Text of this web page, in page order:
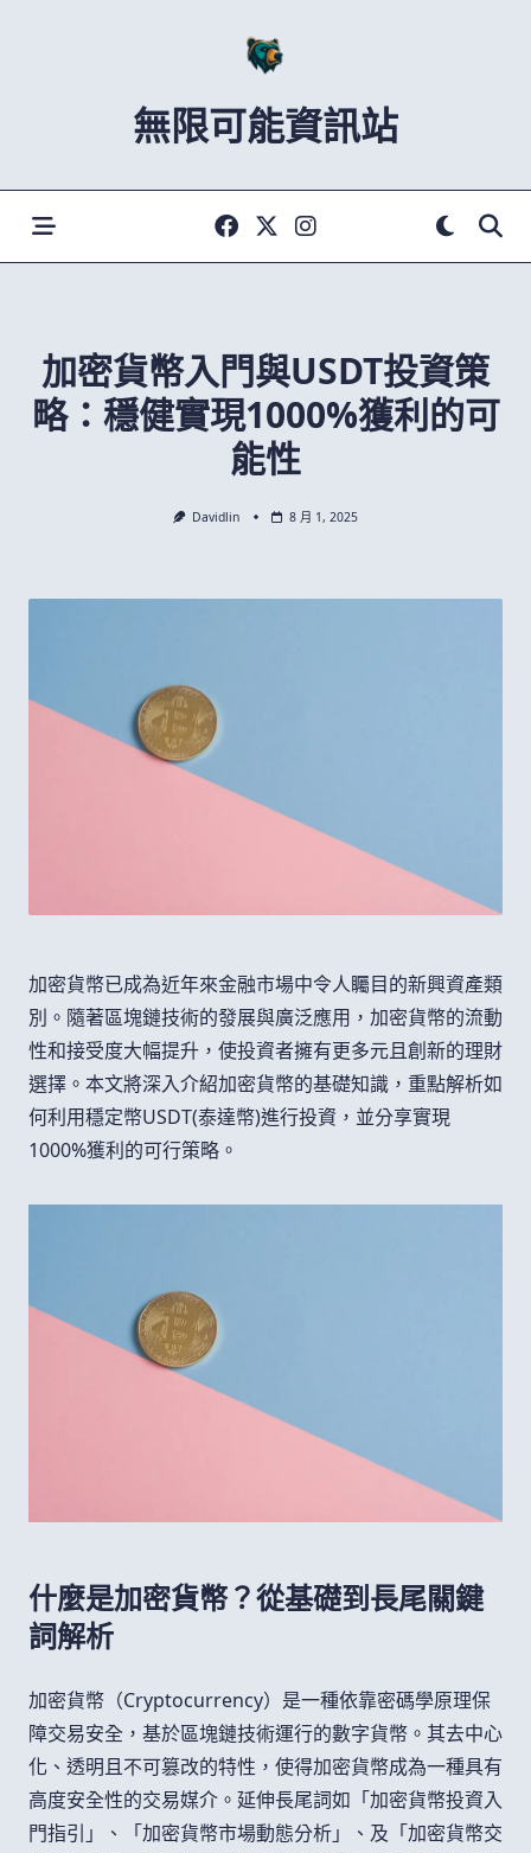
無限可能資訊站
加密貨幣入門與USDT投資策
略：穩健實現1000%獲利的可
能性
Davidlin 8 月 1, 2025
加密貨幣已成為近年來金融市場中令人矚目的新興資產類
別。隨著區塊鏈技術的發展與廣泛應用，加密貨幣的流動
性和接受度大幅提升，使投資者擁有更多元且創新的理財
選擇。本文將深入介紹加密貨幣的基礎知識，重點解析如
何利用穩定幣USDT(泰達幣)進行投資，並分享實現
1000%獲利的可行策略。
什麼是加密貨幣？從基礎到長尾關鍵
詞解析
加密貨幣（Cryptocurrency）是一種依靠密碼學原理保
障交易安全，基於區塊鏈技術運行的數字貨幣。其去中心
化、透明且不可篡改的特性，使得加密貨幣成為一種具有
高度安全性的交易媒介。延伸長尾詞如「加密貨幣投資入
門指引」、「加密貨幣市場動態分析」、及「加密貨幣交